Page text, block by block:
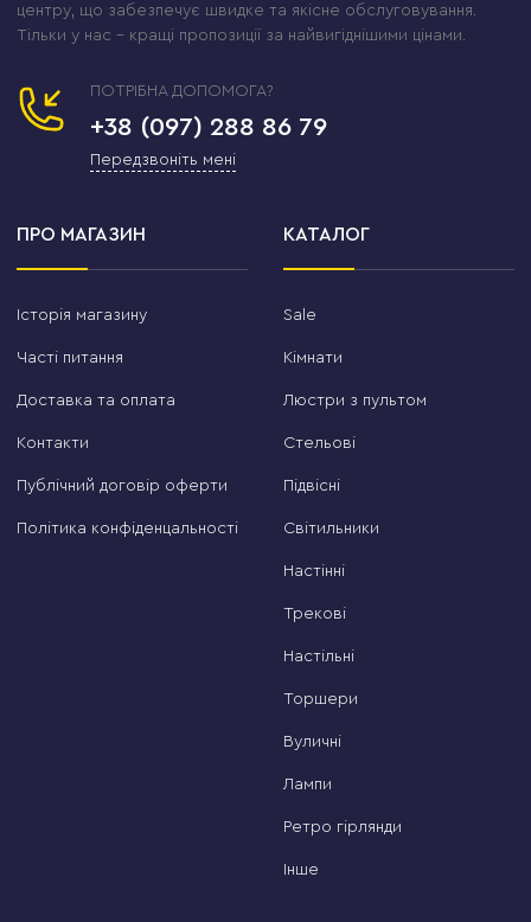
центру, що забезпечує швидке та якісне обслуговування.
Тільки у нас – кращі пропозиції за найвигіднішими цінами.
ПОТРІБНА ДОПОМОГА?
+38 (097) 288 86 79
Передзвоніть мені
ПРО МАГАЗИН
Історія магазину
Часті питання
Доставка та оплата
Контакти
Публічний договір оферти
Політика конфіденцальності
КАТАЛОГ
Sale
Кімнати
Люстри з пультом
Стельові
Підвісні
Світильники
Настінні
Трекові
Настільні
Торшери
Вуличні
Лампи
Ретро гірлянди
Інше